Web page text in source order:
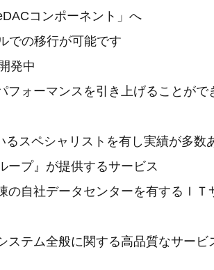
コンポーネント」へ
の移行が可能です
中
ーマンスを引き上げることがで
ペシャリストを有し実績が多数
プ』が提供するサービス
社データセンターを有するＩＴ
テム全般に関する高品質なサービ